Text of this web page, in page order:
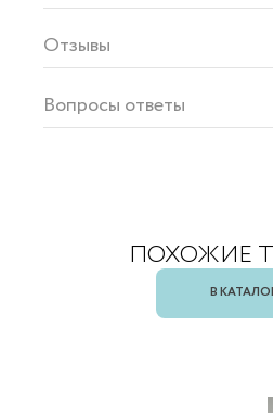
Отзывы
Вопросы ответы
ПОХОЖИЕ
В